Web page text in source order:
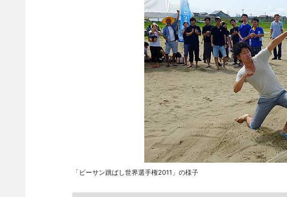
「ビーサン跳ばし世界選手権2011」の様子